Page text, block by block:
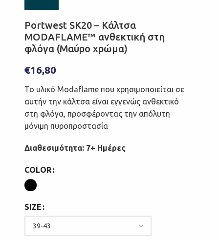
Portwest SK20 – Κάλτσα
MODAFLAME™ ανθεκτική στη
φλόγα (Μαύρο χρώμα)
€16,80
Το υλικό Modaflame που χρησιμοποιείται σε
αυτήν την κάλτσα είναι εγγενώς ανθεκτικό
στη φλόγα, προσφέροντας την απόλυτη
μόνιμη πυροπροστασία
Διαθεσιμότητα: 7+ Ημέρες
COLOR
SIZE